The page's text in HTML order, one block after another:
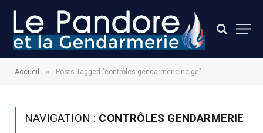
Accueil » Posts Tagged "contrôles gendarmerie neige"
NAVIGATION : CONTRÔLES GENDARMERIE